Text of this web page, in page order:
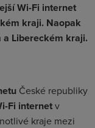
Wi-Fi internet
kraji. Naopak
Libereckém kraji.
České republiky
Fi internetv
kraje mezi